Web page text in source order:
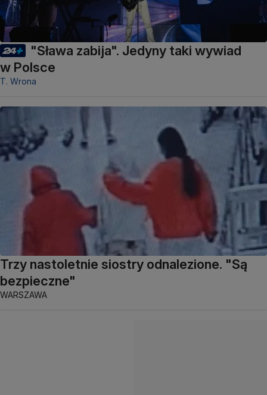
"Sława zabija". Jedyny taki wywiad
w Polsce
T. Wrona
Trzy nastoletnie siostry odnalezione. "Są
bezpieczne"
WARSZAWA